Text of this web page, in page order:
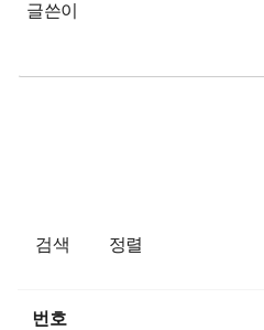
글쓴이
검색 정렬
번호